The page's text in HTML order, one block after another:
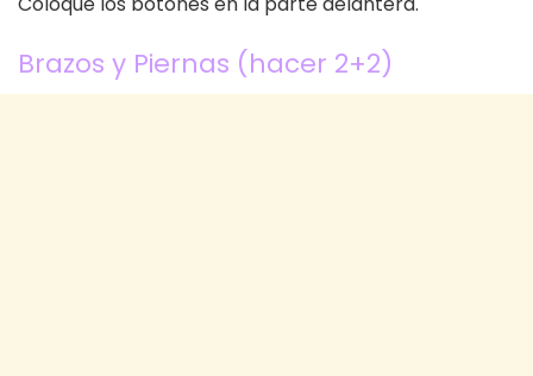
Brazos y Piernas (hacer 2+2)